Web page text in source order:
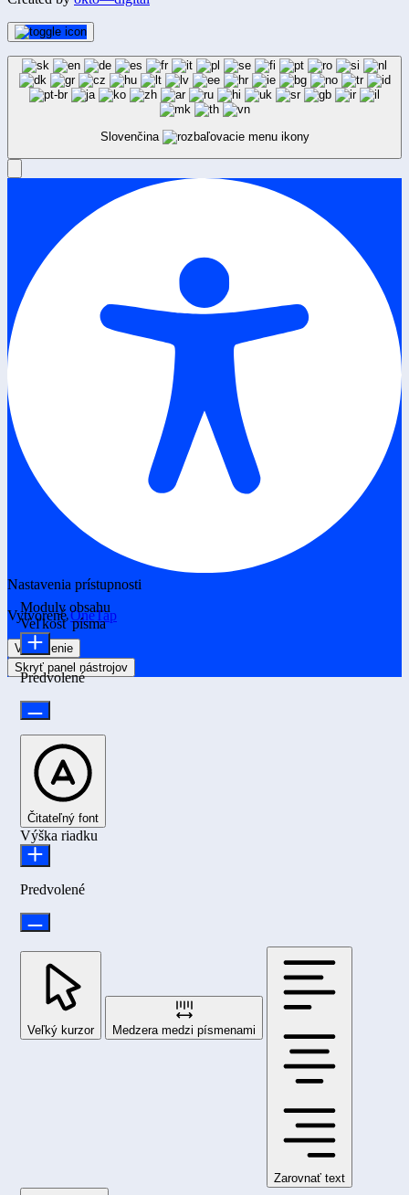
Slovenčina
Nastavenia prístupnosti
Vytvorené OneTap
Vyhlásenie
Skryť panel nástrojov
Moduly obsahu
Veľkosť písma
Predvolené
Čitateľný font
Výška riadku
Predvolené
Veľký kurzor Medzera medzi písmenami
Zarovnať text